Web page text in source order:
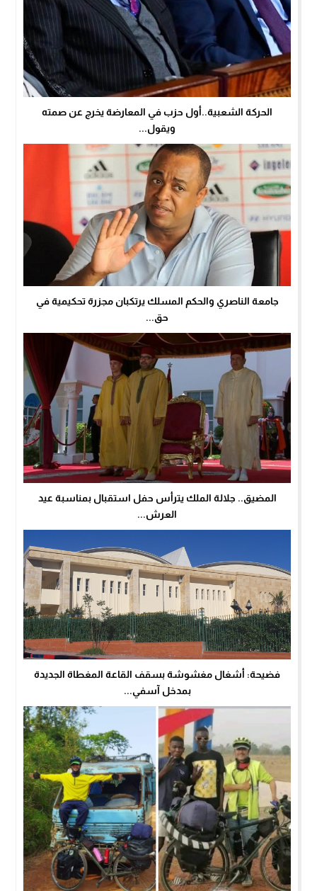
الحركة الشعبية..أول حزب في المعارضة يخرج عن صمته
ويقول...
جامعة الناصري والحكم المسلك يرتكبان مجزرة تحكيمية في
حق...
المضيق.. جلالة الملك يترأس حفل استقبال بمناسبة عيد
العرش...
فضيحة: أشغال مغشوشة بسقف القاعة المغطاة الجديدة
بمدخل آسفي...